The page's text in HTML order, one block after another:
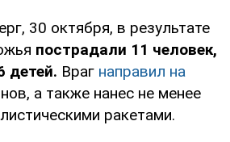
30 октября, в результате
пострадали 11 человек,
детей. Враг направил на
а также нанес не менее
ракетами.